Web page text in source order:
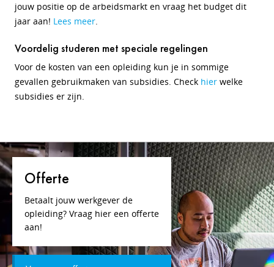
jouw positie op de arbeidsmarkt en vraag het budget dit
jaar aan! Lees meer.
Voordelig studeren met speciale regelingen
Voor de kosten van een opleiding kun je in sommige
gevallen gebruikmaken van subsidies. Check hier welke
subsidies er zijn.
Offerte
Betaalt jouw werkgever de
opleiding? Vraag hier een offerte
aan!